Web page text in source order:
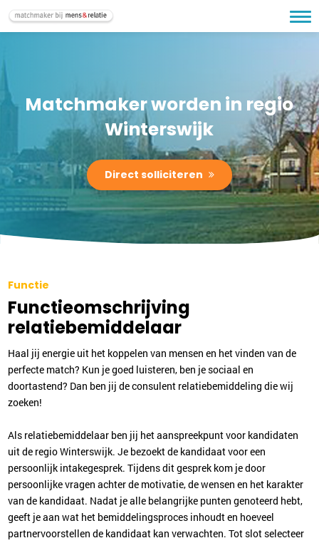
Matchmaker worden in regio
Winterswijk
Direct solliciteren
Functie
Functieomschrijving
relatiebemiddelaar
Haal jij energie uit het koppelen van mensen en het vinden van de
perfecte match? Kun je goed luisteren, ben je sociaal en
doortastend? Dan ben jij de consulent relatiebemiddeling die wij
zoeken!
Als relatiebemiddelaar ben jij het aanspreekpunt voor kandidaten
uit de regio Winterswijk. Je bezoekt de kandidaat voor een
persoonlijk intakegesprek. Tijdens dit gesprek kom je door
persoonlijke vragen achter de motivatie, de wensen en het karakter
van de kandidaat. Nadat je alle belangrijke punten genoteerd hebt,
geeft je aan wat het bemiddelingsproces inhoudt en hoeveel
partnervoorstellen de kandidaat kan verwachten. Tot slot selecteer